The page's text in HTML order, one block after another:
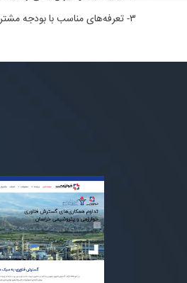
۳- تعرفه‌های مناسب با بودجه مشتریان